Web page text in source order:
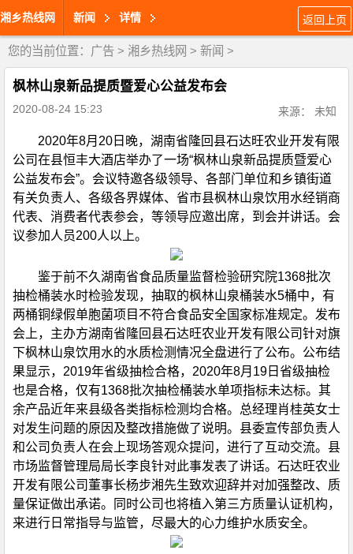
湘乡热线网 新闻 详情 返回上页
您的当前位置： 广告 > 湘乡热线网 > 新闻 >
枫林山泉新品提质暨爱心公益发布会
2020-08-24 15:23 来源： 未知
2020年8月20日晚，湖南省隆回县石达旺农业开发有限
公司在县恒丰大酒店举办了一场“枫林山泉新品提质暨爱心
公益发布会”。会议特邀各级领导、各部门单位和乡镇街道
有关负责人、各级各界媒体、省市县枫林山泉饮用水经销商
代表、消费者代表参会，等领导应邀出席，到会并讲话。会
议参加人员200人以上。
鉴于前不久湖南省食品质量监督检验研究院1368批次
抽检桶装水时检验发现，抽取的枫林山泉桶装水5桶中，有
两桶铜绿假单胞菌项目不符合食品安全国家标准规定。发布
会上，主办方湖南省隆回县石达旺农业开发有限公司针对旗
下枫林山泉饮用水的水质检测情况全盘进行了公布。公布结
果显示，2019年省级抽检合格，2020年8月19日省级抽检
也是合格，仅有1368批次抽检桶装水单项指标未达标。其
余产品近年来县级各类指标检测均合格。总经理肖桂英女士
对发生问题的原因及整改措施做了说明。县委宣传部负责人
和公司负责人在会上现场答观众提问，进行了互动交流。县
市场监督管理局局长李良针对此事发表了讲话。石达旺农业
开发有限公司董事长杨步湘先生致欢迎辞并对加强整改、质
量保证做出承诺。同时公司也将植入第三方质量认证机构，
来进行日常指导与监管，尽最大的心力维护水质安全。